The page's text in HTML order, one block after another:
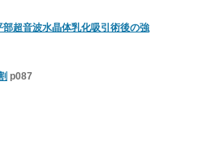
超音波水晶体乳化吸引術後の強
p087